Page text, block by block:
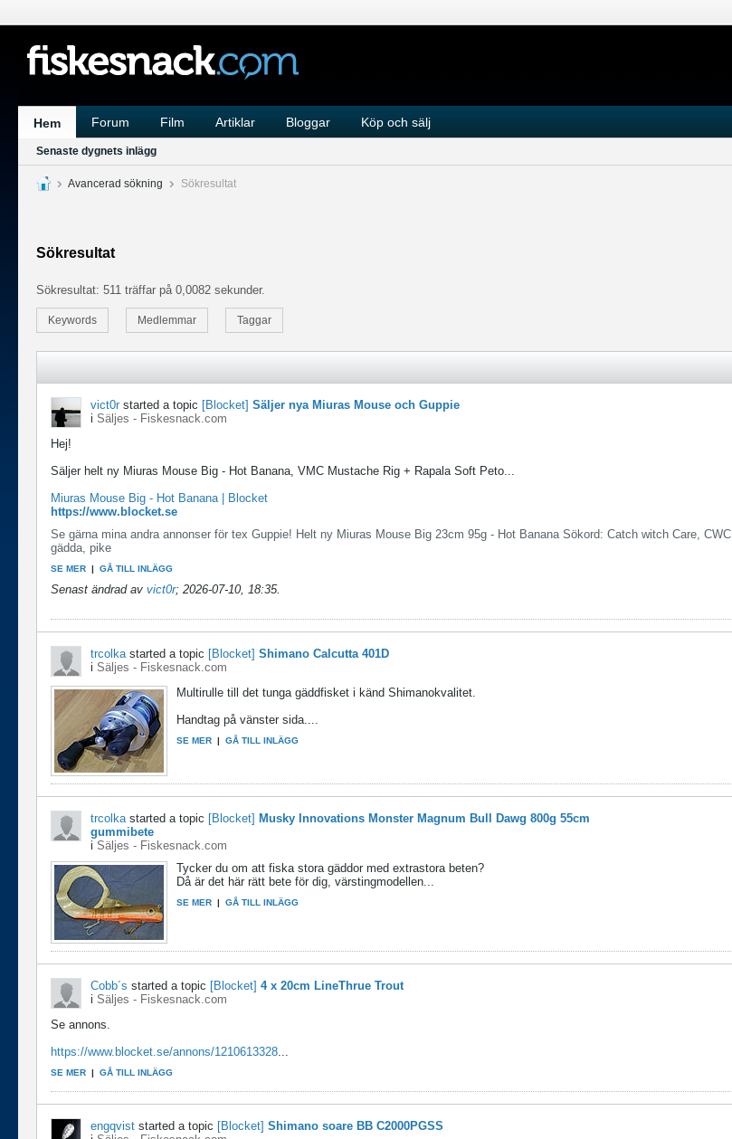
Hem Forum Film Artiklar Bloggar Köp och sälj
Senaste dygnets inlägg
Avancerad sökning Sökresultat
Sökresultat
Sökresultat: 511 träffar på 0,0082 sekunder.
Keywords Medlemmar Taggar
vict0r started a topic [Blocket] Säljer nya Miuras Mouse och Guppie
i Säljes - Fiskesnack.com
Hej!
Säljer helt ny Miuras Mouse Big - Hot Banana, VMC Mustache Rig + Rapala Soft Peto...
Miuras Mouse Big - Hot Banana | Blocket
https://www.blocket.se
Se gärna mina andra annonser för tex Guppie! Helt ny Miuras Mouse Big 23cm 95g - Hot Banana Sökord: Catch witch Care,
gädda, pike
SE MER | GÅ TILL INLÄGG
Senast ändrad av vict0r; 2026-07-10, 18:35.
trcolkastarted a topic [Blocket] Shimano Calcutta 401D
i Säljes - Fiskesnack.com
Multirulle till det tunga gäddfisket i känd Shimanokvalitet.
Handtag på vänster sida....
SE MER | GÅ TILL INLÄGG
trcolkastarted a topic [Blocket] Musky Innovations Monster Magnum Bull Dawg 800g 55cm
gummibete
i Säljes - Fiskesnack.com
Tycker du om att fiska stora gäddor med extrastora beten?
Då är det här rätt bete för dig, värstingmodellen...
SE MER | GÅ TILL INLÄGG
Cobb´s started a topic [Blocket] 4 x 20cm LineThrue Trout
i Säljes - Fiskesnack.com
Se annons.
https://www.blocket.se/annons/1210613328...
SE MER | GÅ TILL INLÄGG
engqvist started a topic [Blocket] Shimano soare BB C2000PGSS